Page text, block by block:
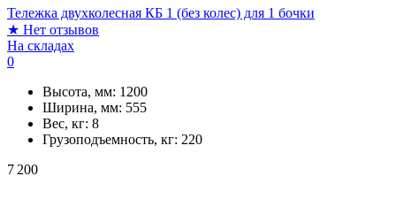
Тележка двухколесная КБ 1 (без колес) для 1 бочки
★ Нет отзывов
На складах
0
Высота, мм: 1200
Ширина, мм: 555
Вес, кг: 8
Грузоподъемность, кг: 220
7 200